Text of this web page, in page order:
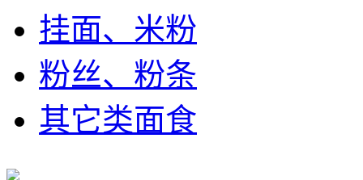
挂面、米粉
粉丝、粉条
其它类面食